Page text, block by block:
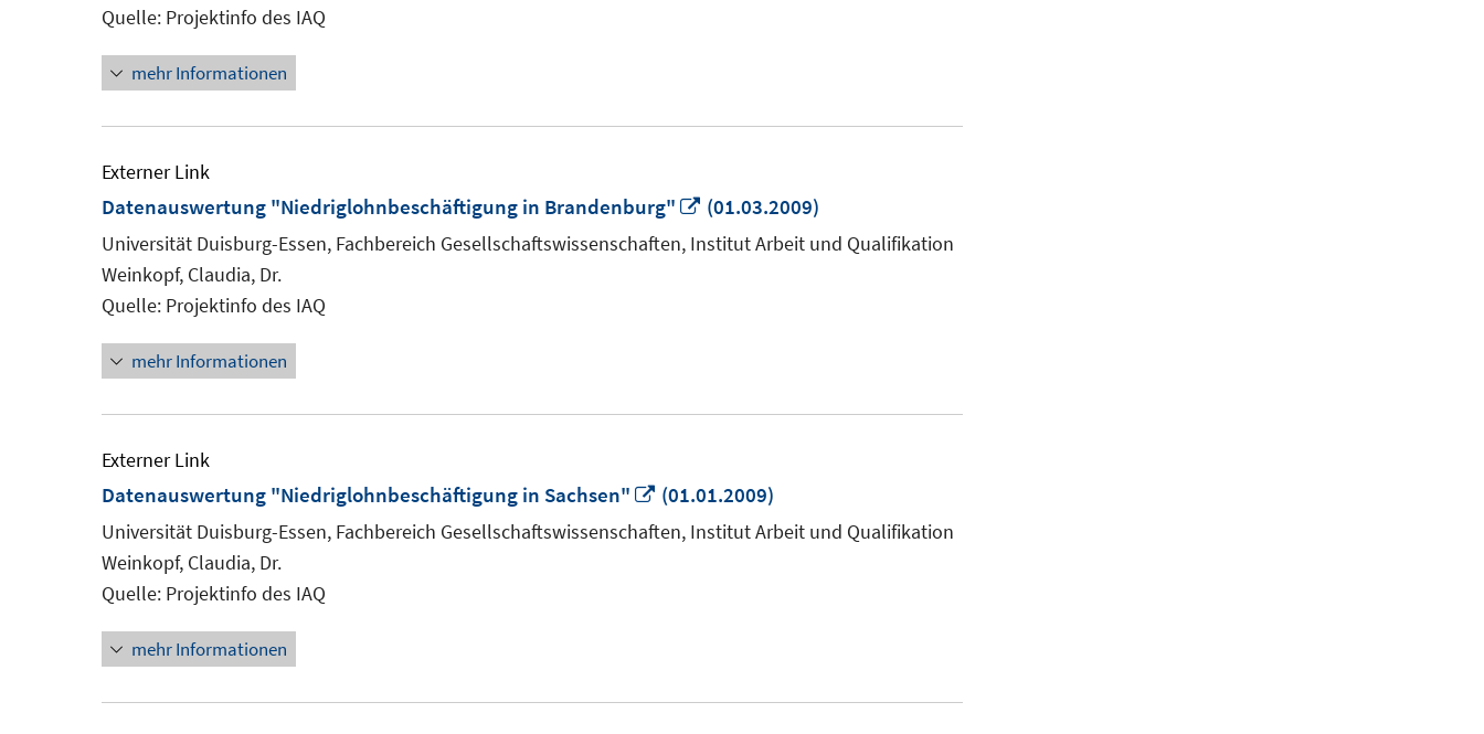
Quelle: Projektinfo des IAQ
mehr Informationen
Externer Link
Datenauswertung "Niedriglohnbeschäftigung in Brandenburg"
In
neuem
(01.03.2009)
Universität Duisburg-Essen, Fachbereich Gesellschaftswissenschaften, Institut Arbeit und Qualifikation
Weinkopf, Claudia, Dr.
Quelle: Projektinfo des IAQ
mehr Informationen
Externer Link
Datenauswertung "Niedriglohnbeschäftigung in Sachsen"
In
neuem
(01.01.2009)
Universität Duisburg-Essen, Fachbereich Gesellschaftswissenschaften, Institut Arbeit und Qualifikation
Weinkopf, Claudia, Dr.
Quelle: Projektinfo des IAQ
mehr Informationen